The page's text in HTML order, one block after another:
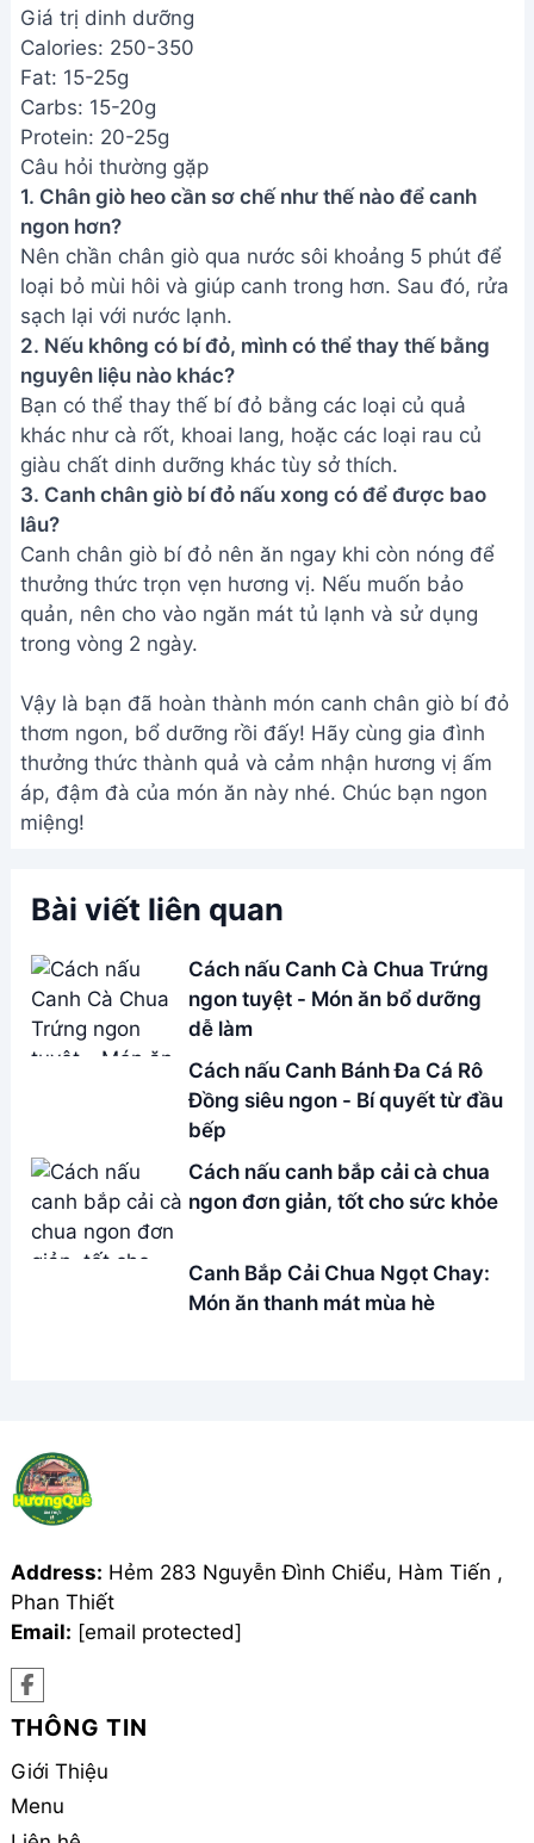
Giá trị dinh dưỡng
Calories: 250-350
Fat: 15-25g
Carbs: 15-20g
Protein: 20-25g
Câu hỏi thường gặp
1. Chân giò heo cần sơ chế như thế nào để canh
ngon hơn?
Nên chần chân giò qua nước sôi khoảng 5 phút để
loại bỏ mùi hôi và giúp canh trong hơn. Sau đó, rửa
sạch lại với nước lạnh.
2. Nếu không có bí đỏ, mình có thể thay thế bằng
nguyên liệu nào khác?
Bạn có thể thay thế bí đỏ bằng các loại củ quả
khác như cà rốt, khoai lang, hoặc các loại rau củ
giàu chất dinh dưỡng khác tùy sở thích.
3. Canh chân giò bí đỏ nấu xong có để được bao
lâu?
Canh chân giò bí đỏ nên ăn ngay khi còn nóng để
thưởng thức trọn vẹn hương vị. Nếu muốn bảo
quản, nên cho vào ngăn mát tủ lạnh và sử dụng
trong vòng 2 ngày.
Vậy là bạn đã hoàn thành món canh chân giò bí đỏ
thơm ngon, bổ dưỡng rồi đấy! Hãy cùng gia đình
thưởng thức thành quả và cảm nhận hương vị ấm
áp, đậm đà của món ăn này nhé. Chúc bạn ngon
miệng!
Bài viết liên quan
Cách nấu Canh Cà Chua Trứng
ngon tuyệt - Món ăn bổ dưỡng
dễ làm
Cách nấu Canh Bánh Đa Cá Rô
Đồng siêu ngon - Bí quyết từ đầu
bếp
Cách nấu canh bắp cải cà chua
ngon đơn giản, tốt cho sức khỏe
Canh Bắp Cải Chua Ngọt Chay:
Món ăn thanh mát mùa hè
Address: Hẻm 283 Nguyễn Đình Chiểu, Hàm Tiến ,
Phan Thiết
Email: [email protected]
THÔNG TIN
Giới Thiệu
Menu